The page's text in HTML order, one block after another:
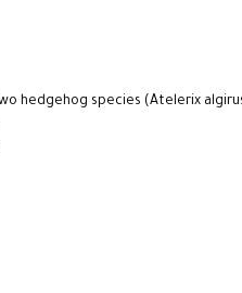
species (Atelerix